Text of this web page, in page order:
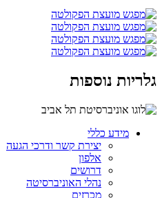
גלריות נוספות
מידע כללי
יצירת קשר ודרכי הגעה
אלפון
דרושים
נהלי האוניברסיטה
מכרזים